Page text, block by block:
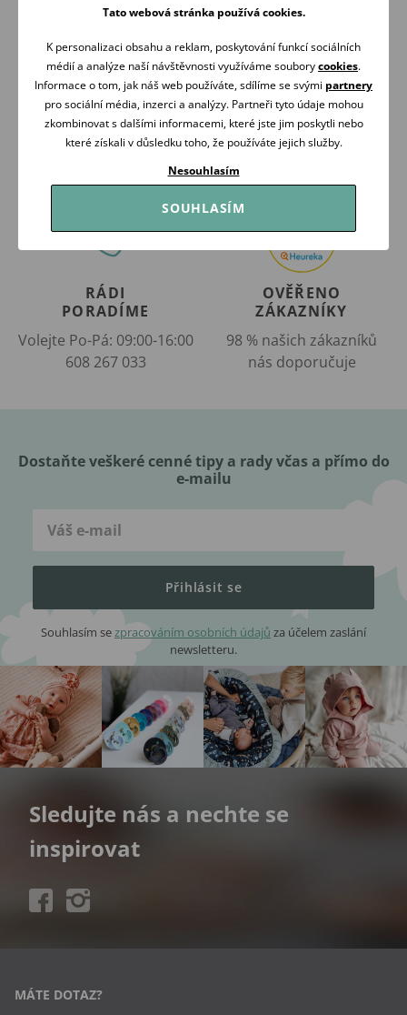
VŠE MÁME
SKLADEM
Je-li otevřeno
expedujeme ihned
ZÍTRA U VÁS
DOMA
Doprava zdarma nad
2 000 Kč
RÁDI
PORADÍME
Volejte Po-Pá: 09:00-16:00
608 267 033
OVĚŘENO
ZÁKAZNÍKY
98 % našich zákazníků
nás doporučuje
Dostaňte veškeré cenné tipy a rady včas a přímo do
e-mailu
Přihlásit se
Souhlasím se zpracováním osobních údajů za účelem zaslání
newsletteru.
Sledujte nás a nechte se
inspirovat
MÁTE DOTAZ?
Tato webová stránka používá cookies.
K personalizaci obsahu a reklam, poskytování funkcí sociálních
médií a analýze naší návštěvnosti využíváme souborycookies.
Informace o tom, jak náš web používáte, sdílíme se svými partnery
pro sociální média, inzerci a analýzy. Partneři tyto údaje mohou
zkombinovat s dalšími informacemi, které jste jim poskytli nebo
které získali v důsledku toho, že používáte jejich služby.
Nesouhlasím
SOUHLASÍM